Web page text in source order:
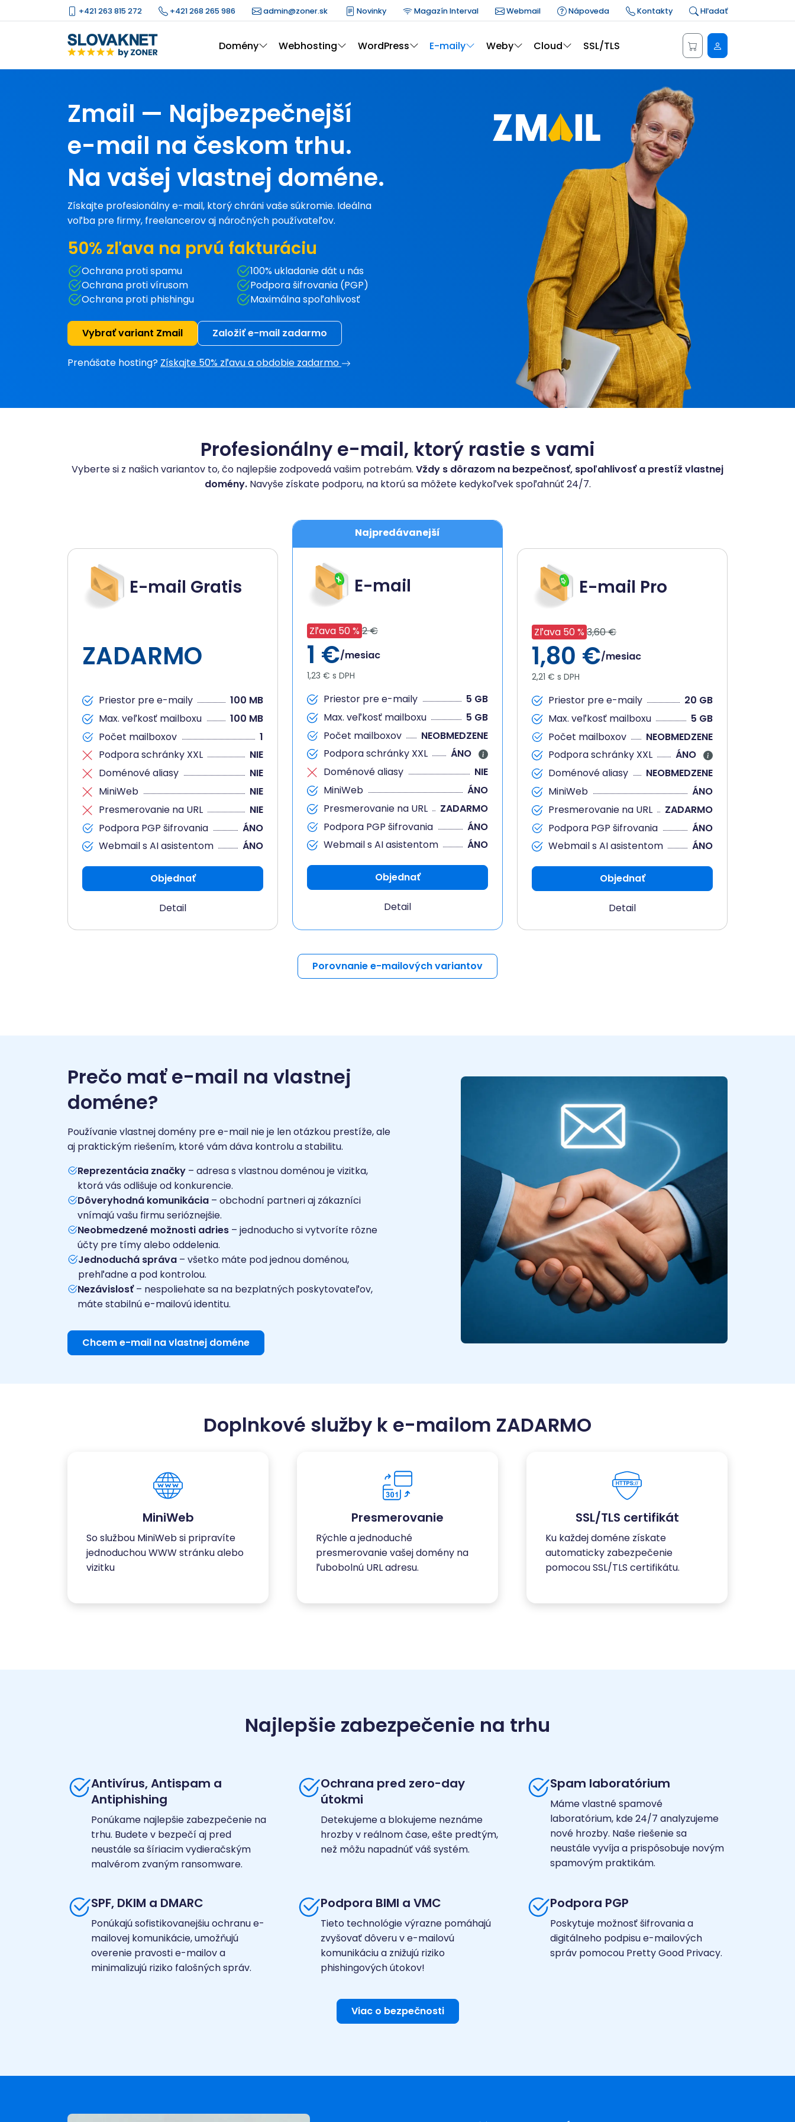
+421 263 815 272 +421 268 265 986 admin@zoner.sk Novinky Magazín Interval Webmail Nápoveda Kontakty Hľadať
Domény Webhosting WordPress E-maily Weby Cloud SSL/TLS Administrácia
Zmail — Najbezpečnejší
e-mail na českom trhu.
Na vašej vlastnej doméne.
Získajte profesionálny e-mail, ktorý chráni vaše súkromie. Ideálna
voľba pre firmy, freelancerov aj náročných používateľov.
50% zľava na prvú fakturáciu
Ochrana proti spamu
Ochrana proti vírusom
Ochrana proti phishingu
100% ukladanie dát u nás
Podpora šifrovania (PGP)
Maximálna spoľahlivosť
Vybrať variant Zmail Založiť e-mail zadarmo
Prenášate hosting? Získajte 50% zľavu a obdobie zadarmo
Profesionálny e-mail, ktorý rastie s vami
Vyberte si z našich variantov to, čo najlepšie zodpovedá vašim potrebám. Vždy s dôrazom na bezpečnosť, spoľahlivosť a prestíž vlastnej
domény.Navyše získate podporu, na ktorú sa môžete kedykoľvek spoľahnúť 24/7.
E-mail Gratis
ZADARMO
Priestor pre e-maily
100 MB
Max. veľkosť mailboxu
100 MB
Počet mailboxov
1
Podpora schránky XXL
NIE
Doménové aliasy
NIE
MiniWeb
NIE
Presmerovanie na URL
NIE
Podpora PGP šifrovania
ÁNO
Webmail s AI asistentom
ÁNO
Objednať
Detail
Najpredávanejší
E-mail
Zľava 50 % 2 €
1 €/mesiac
1,23 € s DPH
Priestor pre e-maily
5 GB
Max. veľkosť mailboxu
5 GB
Počet mailboxov
NEOBMEDZENE
Podpora schránky XXL
ÁNO
Doménové aliasy
NIE
MiniWeb
ÁNO
Presmerovanie na URL
ZADARMO
Podpora PGP šifrovania
ÁNO
Webmail s AI asistentom
ÁNO
Objednať
Detail
E-mail Pro
Zľava 50 % 3,60 €
1,80 €/mesiac
2,21 € s DPH
Priestor pre e-maily
20 GB
Max. veľkosť mailboxu
5 GB
Počet mailboxov
NEOBMEDZENE
Podpora schránky XXL
ÁNO
Doménové aliasy
NEOBMEDZENE
MiniWeb
ÁNO
Presmerovanie na URL
ZADARMO
Podpora PGP šifrovania
ÁNO
Webmail s AI asistentom
ÁNO
Objednať
Detail
Porovnanie e-mailových variantov
Prečo mať e-mail na vlastnej
doméne?
Používanie vlastnej domény pre e-mail nie je len otázkou prestíže, ale
aj praktickým riešením, ktoré vám dáva kontrolu a stabilitu.
Reprezentácia značky– adresa s vlastnou doménou je vizitka,
ktorá vás odlišuje od konkurencie.
Dôveryhodná komunikácia – obchodní partneri aj zákazníci
vnímajú vašu firmu serióznejšie.
Neobmedzené možnosti adries– jednoducho si vytvoríte rôzne
účty pre tímy alebo oddelenia.
Jednoduchá správa – všetko máte pod jednou doménou,
prehľadne a pod kontrolou.
Nezávislosť– nespoliehate sa na bezplatných poskytovateľov,
máte stabilnú e-mailovú identitu.
Chcem e-mail na vlastnej doméne
Doplnkové služby k e-mailom ZADARMO
MiniWeb
So službou MiniWeb si pripravíte
jednoduchou WWW stránku alebo
vizitku
Presmerovanie
Rýchle a jednoduché
presmerovanie vašej domény na
ľubobolnú URL adresu.
SSL/TLS certifikát
Ku každej doméne získate
automaticky zabezpečenie
pomocou SSL/TLS certifikátu.
Najlepšie zabezpečenie na trhu
Antivírus, Antispam a
Antiphishing
Ponúkame najlepšie zabezpečenie na
trhu. Budete v bezpečí aj pred
neustále sa šíriacim vydieračským
malvérom zvaným ransomware.
Ochrana pred zero-day
útokmi
Detekujeme a blokujeme neznáme
hrozby v reálnom čase, ešte predtým,
než môžu napadnúť váš systém.
Spam laboratórium
Máme vlastné spamové
laboratórium, kde 24/7 analyzujeme
nové hrozby. Naše riešenie sa
neustále vyvíja a prispôsobuje novým
spamovým praktikám.
SPF, DKIM a DMARC
Ponúkajú sofistikovanejšiu ochranu e-
mailovej komunikácie, umožňujú
overenie pravosti e-mailov a
minimalizujú riziko falošných správ.
Podpora BIMI a VMC
Tieto technológie výrazne pomáhajú
zvyšovať dôveru v e-mailovú
komunikáciu a znižujú riziko
phishingových útokov!
Podpora PGP
Poskytuje možnosť šifrovania a
digitálneho podpisu e-mailových
správ pomocou Pretty Good Privacy.
Viac o bezpečnosti